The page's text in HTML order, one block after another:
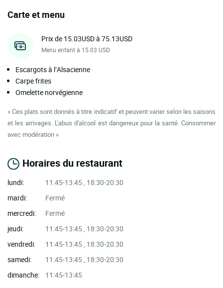
Carte et menu
Prix de 15.03USD à 75.13USD
Menu enfant à 15.03 USD
Escargots à l’Alsacienne
Carpe frites
Omelette norvégienne
« Ces plats sont donnés à titre indicatif et peuvent varier selon les saisons
et les arrivages. L'abus d'alcool est dangereux pour la santé. Consommer
avec modération »
Horaires du restaurant
lundi:
11:45-13:45 , 18:30-20:30
mardi:
Fermé
mercredi:
Fermé
jeudi:
11:45-13:45 , 18:30-20:30
vendredi:
11:45-13:45 , 18:30-20:30
samedi:
11:45-13:45 , 18:30-20:30
dimanche:
11:45-13:45